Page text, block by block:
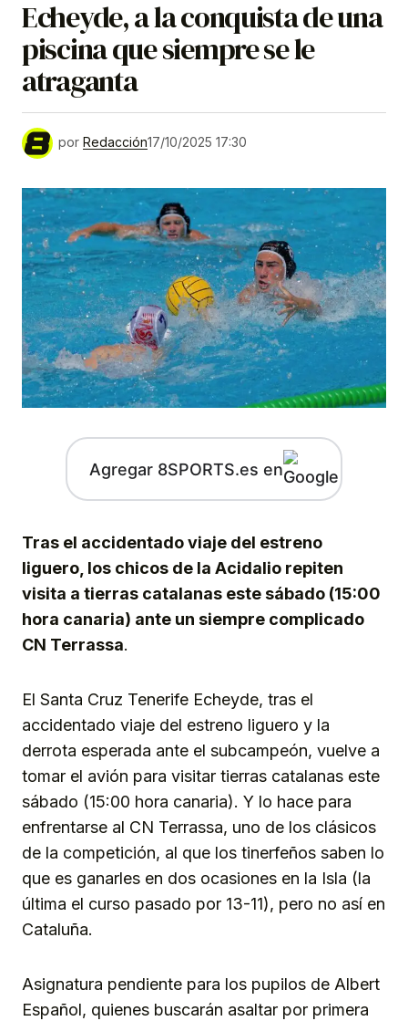
Echeyde, a la conquista de una
piscina que siempre se le
atraganta
por Redacción17/10/2025 17:30
Agregar 8SPORTS.es en
Tras el accidentado viaje del estreno
liguero, los chicos de la Acidalio repiten
visita a tierras catalanas este sábado (15:00
hora canaria) ante un siempre complicado
CN Terrassa.
El Santa Cruz Tenerife Echeyde, tras el
accidentado viaje del estreno liguero y la
derrota esperada ante el subcampeón, vuelve a
tomar el avión para visitar tierras catalanas este
sábado (15:00 hora canaria). Y lo hace para
enfrentarse al CN Terrassa, uno de los clásicos
de la competición, al que los tinerfeños saben lo
que es ganarles en dos ocasiones en la Isla (la
última el curso pasado por 13-11), pero no así en
Cataluña.
Asignatura pendiente para los pupilos de Albert
Español, quienes buscarán asaltar por primera